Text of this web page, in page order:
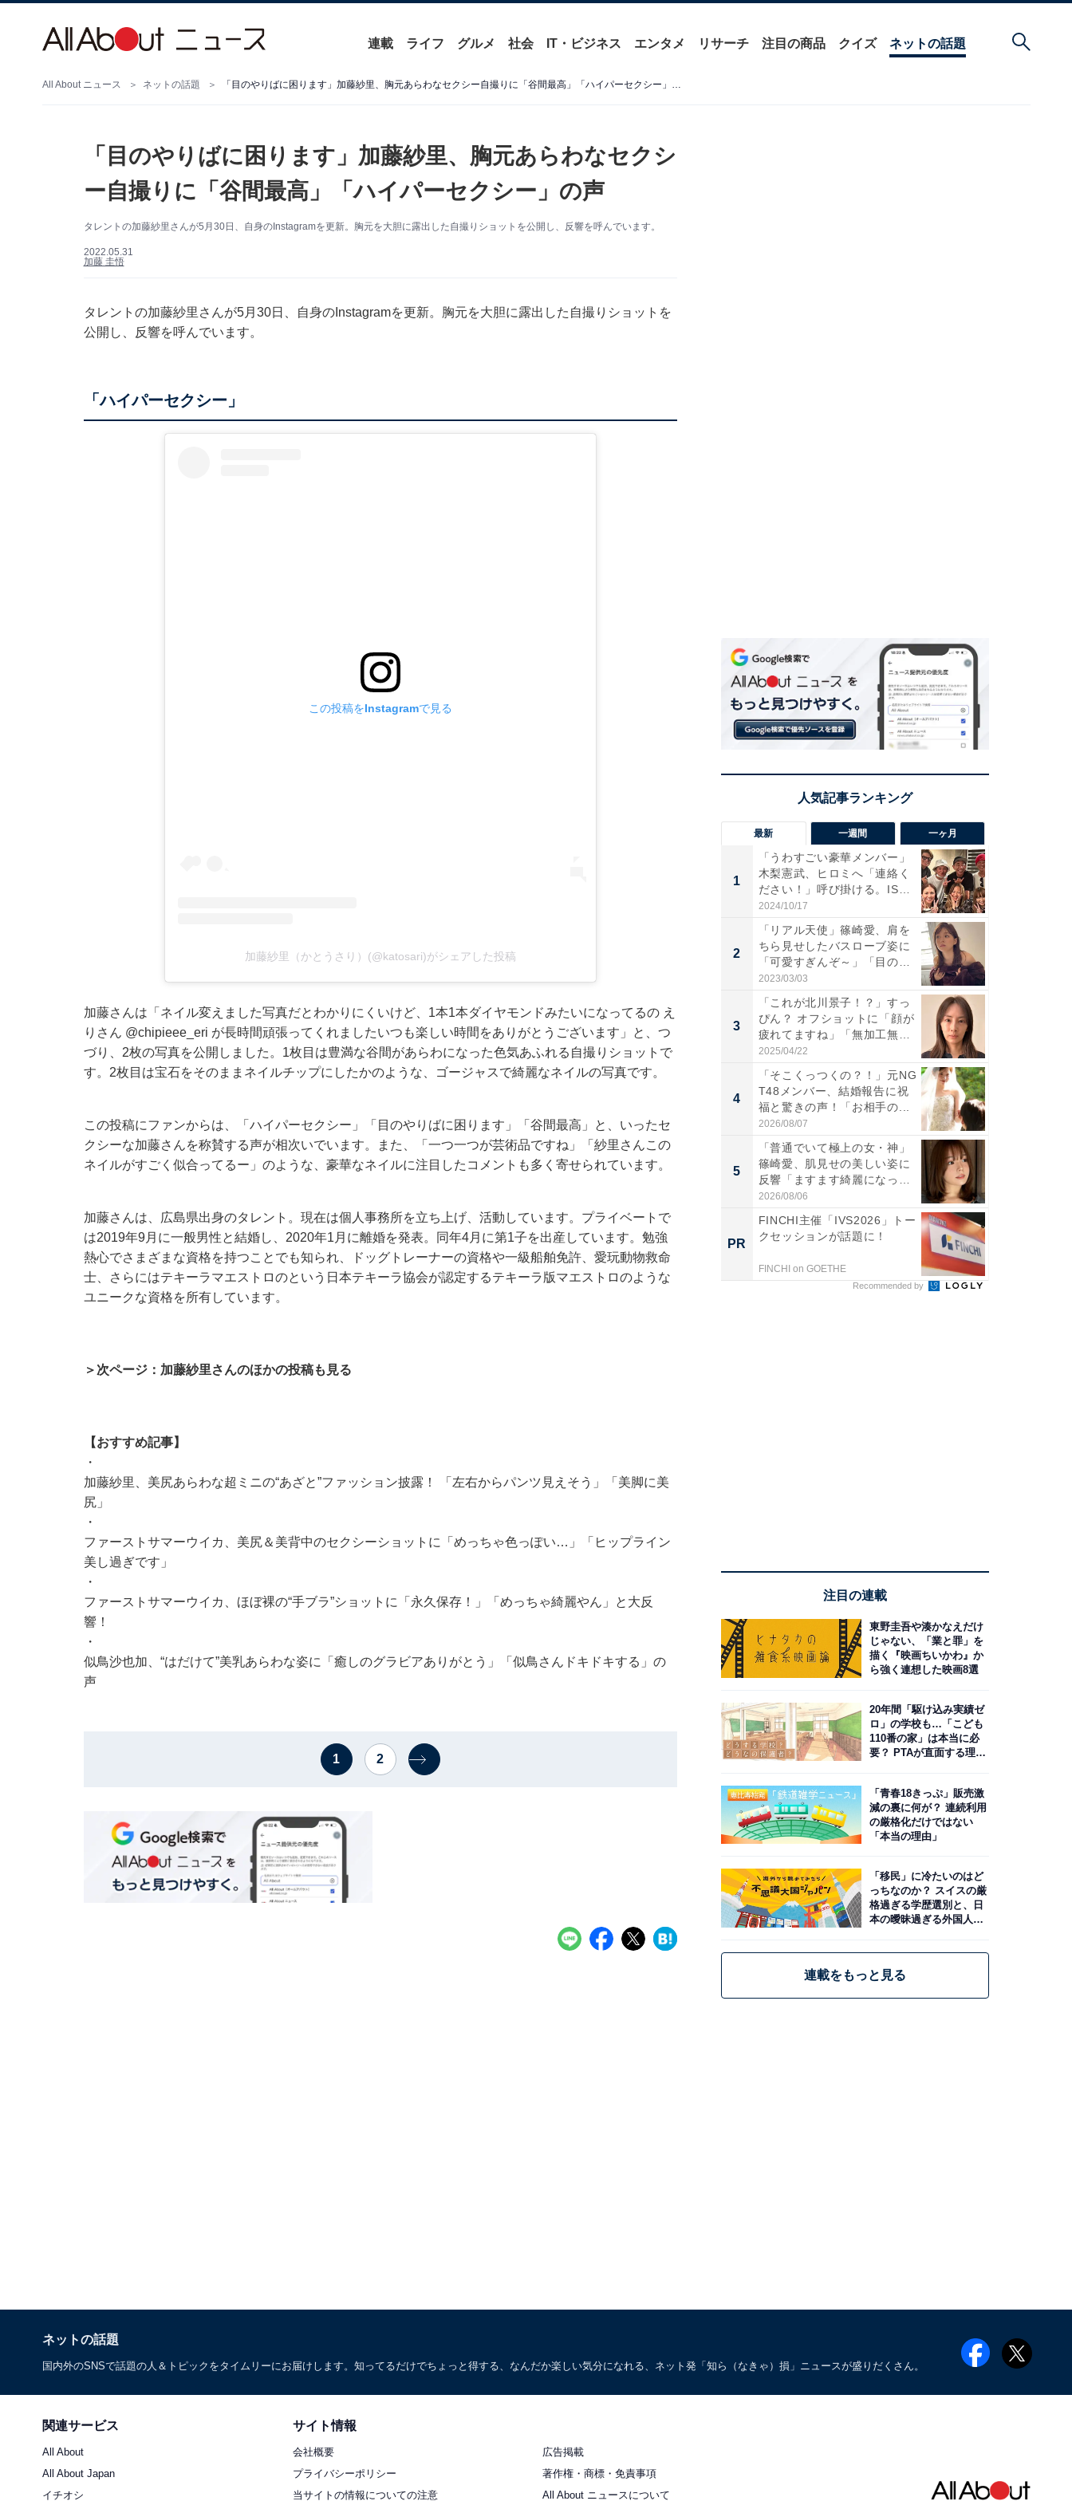
連載 ライフ グルメ 社会 IT・ビジネス エンタメ リサーチ 注目の商品 クイズ ネットの話題
All About ニュース ネットの話題 「目のやりばに困ります」加藤紗里、胸元あらわなセクシー自撮りに「谷間最高」「ハイパーセクシー」の声
「目のやりばに困ります」加藤紗里、胸元あらわなセクシ
ー自撮りに「谷間最高」「ハイパーセクシー」の声
タレントの加藤紗里さんが5月30日、自身のInstagramを更新。胸元を大胆に露出した自撮りショットを公開し、反響を呼んでいます。
2022.05.31
加藤 圭悟
タレントの加藤紗里さんが5月30日、自身のInstagramを更新。胸元を大胆に露出した自撮りショットを
公開し、反響を呼んでいます。
「ハイパーセクシー」
この投稿をInstagramで見る
加藤紗里（かとうさり）(@katosari)がシェアした投稿
加藤さんは「ネイル変えました写真だとわかりにくいけど、1本1本ダイヤモンドみたいになってるの え
りさん @chipieee_eri が長時間頑張ってくれましたいつも楽しい時間をありがとうございます」と、つ
づり、2枚の写真を公開しました。1枚目は豊満な谷間があらわになった色気あふれる自撮りショットで
す。2枚目は宝石をそのままネイルチップにしたかのような、ゴージャスで綺麗なネイルの写真です。
この投稿にファンからは、「ハイパーセクシー」「目のやりばに困ります」「谷間最高」と、いったセ
クシーな加藤さんを称賛する声が相次いでいます。また、「一つ一つが芸術品ですね」「紗里さんこの
ネイルがすごく似合ってるー」のような、豪華なネイルに注目したコメントも多く寄せられています。
加藤さんは、広島県出身のタレント。現在は個人事務所を立ち上げ、活動しています。プライベートで
は2019年9月に一般男性と結婚し、2020年1月に離婚を発表。同年4月に第1子を出産しています。勉強
熱心でさまざまな資格を持つことでも知られ、ドッグトレーナーの資格や一級船舶免許、愛玩動物救命
士、さらにはテキーラマエストロのという日本テキーラ協会が認定するテキーラ版マエストロのような
ユニークな資格を所有しています。
＞次ページ：加藤紗里さんのほかの投稿も見る
【おすすめ記事】
・
加藤紗里、美尻あらわな超ミニの“あざと”ファッション披露！ 「左右からパンツ見えそう」「美脚に美
尻」
・
ファーストサマーウイカ、美尻＆美背中のセクシーショットに「めっちゃ色っぽい…」「ヒップライン
美し過ぎです」
・
ファーストサマーウイカ、ほぼ裸の“手ブラ”ショットに「永久保存！」「めっちゃ綺麗やん」と大反
響！
・
似鳥沙也加、“はだけて”美乳あらわな姿に「癒しのグラビアありがとう」「似鳥さんドキドキする」の
声
1 2
最新 一週間 一ヶ月
1
「うわすごい豪華メンバー」
木梨憲武、ヒロミへ「連絡く
ださい！」呼び掛ける。IS
S...
2024/10/17
2
「リアル天使」篠崎愛、肩を
ちら見せしたバスローブ姿に
「可愛すぎんぞ～」「目の表
情...
2023/03/03
3
「これが北川景子！？」すっ
ぴん？ オフショットに「顔が
疲れてますね」「無加工無
表...
2025/04/22
4
「そこくっつくの？！」元NG
T48メンバー、結婚報告に祝
福と驚きの声！「お相手の...
2026/08/07
5
「普通でいて極上の女・神」
篠崎愛、肌見せの美しい姿に
反響「ますます綺麗になって
い...
2026/08/06
PR
FINCHI主催「IVS2026」トー
クセッションが話題に！
FINCHI on GOETHE
Recommended by
注目の連載
東野圭吾や湊かなえだけ
じゃない、「業と罪」を
描く『映画ちいかわ』か
ら強く連想した映画8選
20年間「駆け込み実績ゼ
ロ」の学校も…「こども
110番の家」は本当に必
要？ PTAが直面する理想
「青春18きっぷ」販売激
減の裏に何が？ 連続利用
の厳格化だけではない
「本当の理由」
「移民」に冷たいのはど
っちなのか？ スイスの厳
格過ぎる学歴選別と、日
本の曖昧過ぎる外国人政
連載をもっと見る
ネットの話題
国内外のSNSで話題の人＆トピックをタイムリーにお届けします。知ってるだけでちょっと得する、なんだか楽しい気分になれる、ネット発「知ら（なきゃ）損」ニュースが盛りだくさん。
関連サービス
All About
All About Japan
イチオシ
サイト情報
会社概要
広告掲載
プライバシーポリシー
著作権・商標・免責事項
当サイトの情報についての注意
All About ニュースについて